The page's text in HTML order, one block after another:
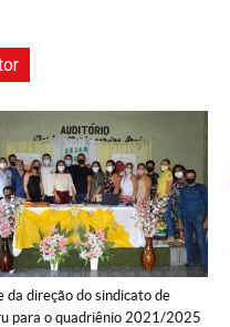
da direção do sindicato de
para o quadriênio 2021/2025